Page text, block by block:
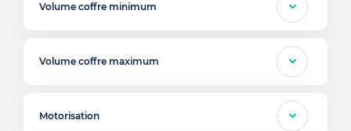
Volume coffre minimum
Volume coffre maximum
Motorisation